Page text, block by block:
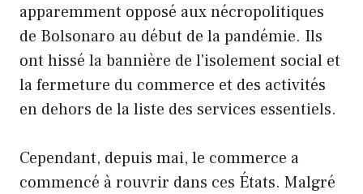
apparemment opposé aux nécropolitiques
de Bolsonaro au début de la pandémie. Ils
ont hissé la bannière de l'isolement social et
la fermeture du commerce et des activités
en dehors de la liste des services essentiels.
Cependant, depuis mai, le commerce a
commencé à rouvrir dans ces États. Malgré